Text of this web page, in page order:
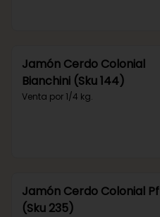
Jamón Cerdo Colonial
Bianchini (Sku 144)
Venta por 1/4 kg.
Jamón Cerdo Colonial Pf
(Sku 235)